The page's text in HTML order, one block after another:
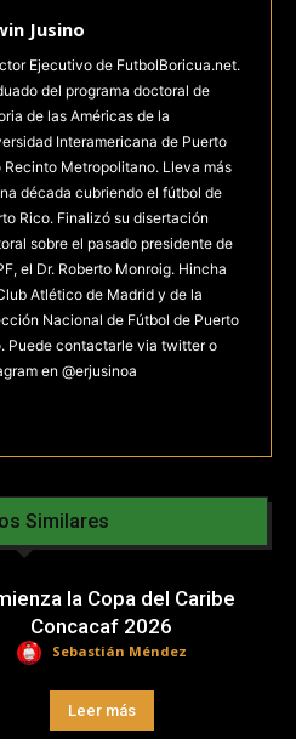
Jusino
Ejecutivo de FutbolBoricua.net.
del programa doctoral de
de las Américas de la
Interamericana de Puerto
Recinto Metropolitano. Lleva más
década cubriendo el fútbol de
Rico. Finalizó su disertación
sobre el pasado presidente de
el Dr. Roberto Monroig. Hincha
Atlético de Madrid y de la
Nacional de Fútbol de Puerto
Puede contactarle via twitter o
en @erjusinoa
Similares
la Copa del Caribe
Concacaf 2026
Sebastián Méndez
Leer más